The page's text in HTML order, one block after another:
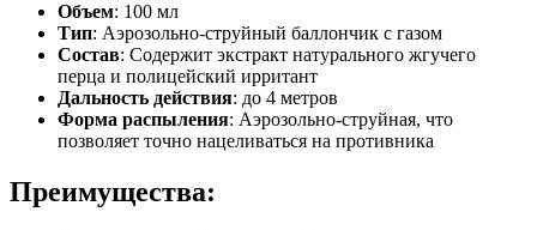
Объем: 100 мл
Тип: Аэрозольно-струйный баллончик с газом
Состав: Содержит экстракт натурального жгучего
перца и полицейский ирритант
Дальность действия: до 4 метров
Форма распыления: Аэрозольно-струйная, что
позволяет точно нацеливаться на противника
Преимущества: